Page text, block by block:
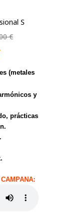
S
€
(metales
y
prácticas